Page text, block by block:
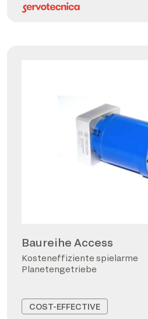
Baureihe Access
Kosteneffiziente spielarme
Planetengetriebe
COST-EFFECTIVE